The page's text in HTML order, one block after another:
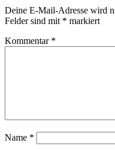
Deine E-Mail-Adresse wird
Felder sind mit * markiert
Kommentar *
Name *